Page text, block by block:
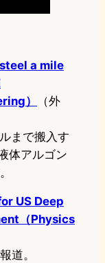
a mile
）
（外
まで搬入す
体アルゴン
US Deep
（Physics
道。